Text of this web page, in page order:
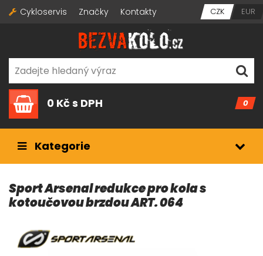
Cykloservis Značky Kontakty CZK EUR
0
0 Kčs DPH
Kategorie
Sport Arsenal redukce pro kola s
kotoučovou brzdou ART. 064